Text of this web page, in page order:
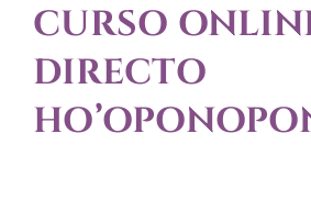
CURSO
DIRECTO